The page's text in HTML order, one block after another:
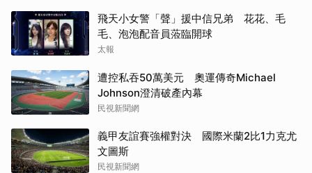
飛天小女警「聲」援中信兄弟 花花、毛
毛、泡泡配音員蒞臨開球
太報
遭控私吞50萬美元 奧運傳奇Michael
Johnson澄清破產內幕
民視新聞網
義甲友誼賽強權對決 國際米蘭2比1力克尤
文圖斯
民視新聞網